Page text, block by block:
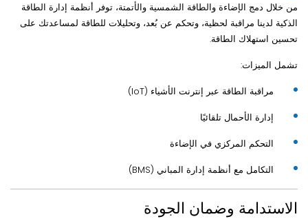
من خلال دمج الإضاءة والطاقة الشمسية والأتمتة، توفر أنظمة إدارة الطاقة
الذكية لدينا مراقبة لحظية، وتحكم عن بُعد، وتحليلات للطاقة لمساعدتك على
تحسين استهلاك الطاقة.
تشمل الميزات:
مراقبة الطاقة عبر إنترنت الأشياء (IoT)
إدارة الأحمال تلقائيًا
التحكم المركزي في الإضاءة
التكامل مع أنظمة إدارة المباني (BMS)
الاستدامة وضمان الجودة